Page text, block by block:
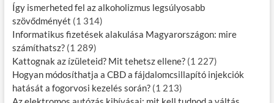
Így ismerheted fel az alkoholizmus legsúlyosabb
szövődményét (1 314)
Informatikus fizetések alakulása Magyarországon: mire
számíthatsz? (1 289)
Kattognak az ízületeid? Mit tehetsz ellene? (1 227)
Hogyan módosíthatja a CBD a fájdalomcsillapító injekciók
hatását a fogorvosi kezelés során? (1 213)